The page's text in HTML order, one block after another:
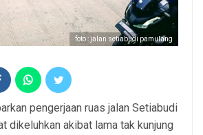
foto : jalan setiabudi pamulang
pengerjaan ruas jalan Setiabudi
dikeluhkan akibat lama tak kunjung